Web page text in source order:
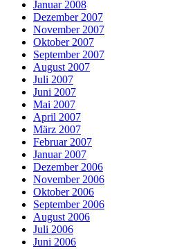
Januar 2008
Dezember 2007
November 2007
Oktober 2007
September 2007
August 2007
Juli 2007
Juni 2007
Mai 2007
April 2007
März 2007
Februar 2007
Januar 2007
Dezember 2006
November 2006
Oktober 2006
September 2006
August 2006
Juli 2006
Juni 2006